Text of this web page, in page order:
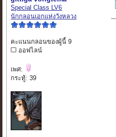
Special Class LV6
นักกลอนเอกแห่งวังหลวง
คะแนนกลอนของผู้นี้ 9
ออฟไลน์
เพศ:
กระทู้: 39